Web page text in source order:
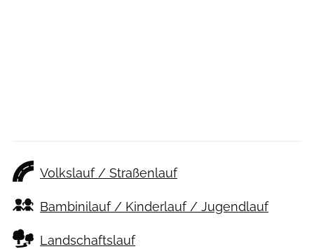
Volkslauf / Straßenlauf
Bambinilauf / Kinderlauf / Jugendlauf
Landschaftslauf